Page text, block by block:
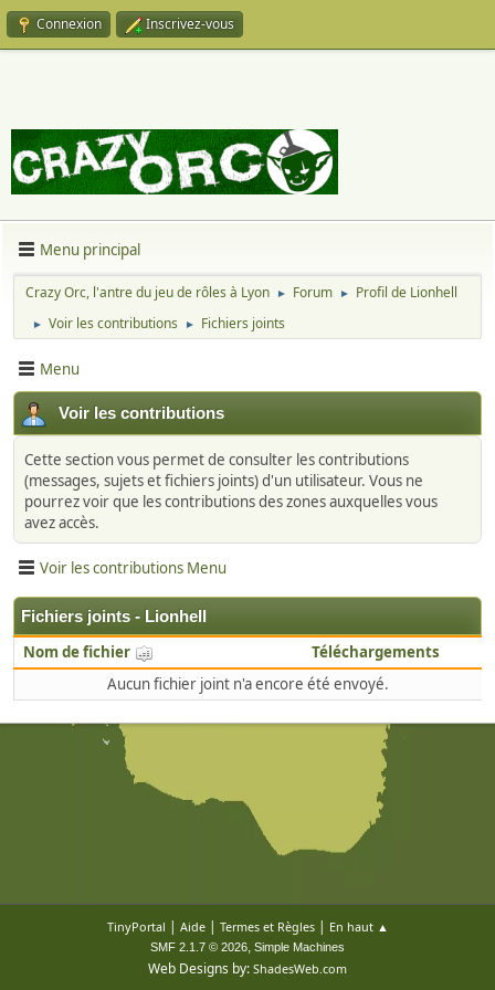
Connexion Inscrivez-vous
Menu principal
Crazy Orc, l'antre du jeu de rôles à Lyon ► Forum ► Profil de Lionhell
► Voir les contributions ► Fichiers joints
Menu
Voir les contributions
Cette section vous permet de consulter les contributions
(messages, sujets et fichiers joints) d'un utilisateur. Vous ne
pourrez voir que les contributions des zones auxquelles vous
avez accès.
Voir les contributions Menu
Fichiers joints - Lionhell
Nom de fichier
Téléchargements
Aucun fichier joint n'a encore été envoyé.
TinyPortal | Aide| Termes et Règles| En haut ▲
SMF 2.1.7 © 2026, Simple Machines
Web Designs by: ShadesWeb.com